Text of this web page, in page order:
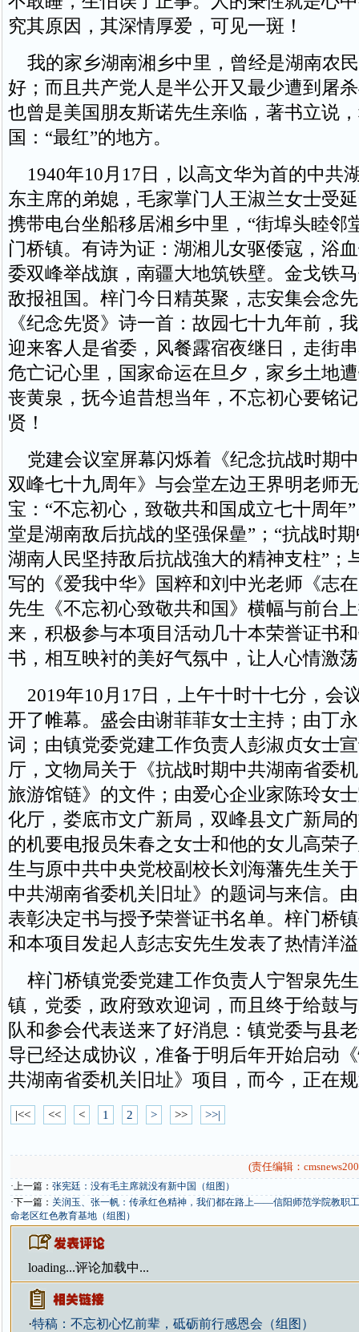
究其原因，其深情厚爱，可见一斑！
我的家乡湖南湘乡中里，曾经是湖南农
好；而且共产党人是半公开又最少遭到屠
也曾是美国朋友斯诺先生亲临，著书立说
国：“最红”的地方。
1940年10月17日，以高文华为首的中共
东主席的弟媳，毛家掌门人王淑兰女士受
携带电台坐船移居湘乡中里，“街埠头睦邻
门桥镇。有诗为证：湖湘儿女驱倭寇，浴
委双峰举战旗，南疆大地筑铁壁。金戈铁
敌报祖国。梓门今日精英聚，志安集会念
《纪念先贤》诗一首：故园七十九年前，
迎来客人是省委，风餐露宿夜继日，走街
危亡记心里，国家命运在旦夕，家乡土地
丧黄泉，抚今追昔想当年，不忘初心要铭
贤！
党建会议室屏幕闪烁着《纪念抗战时期
双峰七十九周年》与会堂左边王界明老师
宝：“不忘初心，致敬共和国成立七十周年
堂是湖南敌后抗战的坚强保曐”；“抗战时
湖南人民坚持敌后抗战強大的精神支柱”；
写的《爱我中华》国粹和刘中光老师《志
先生《不忘初心致敬共和国》横幅与前台
来，积极参与本项目活动几十本荣誉证书
书，相互映衬的美好气氛中，让人心情激
2019年10月17日，上午十时十七分，会
开了帷幕。盛会由谢菲菲女士主持；由丁
词；由镇党委党建工作负责人彭淑贞女士
厅，文物局关于《抗战时期中共湖南省委
旅游馆链》的文件；由爱心企业家陈玲女
化厅，娄底市文广新局，双峰县文广新局
的机要电报员朱春之女士和他的女儿高荣
生与原中共中央党校副校长刘海藩先生关
中共湖南省委机关旧址》的题词与来信。
表彰决定书与授予荣誉证书名单。梓门桥
和本项目发起人彭志安先生发表了热情洋
梓门桥镇党委党建工作负责人宁智泉先
镇，党委，政府致欢迎词，而且终于给鼓
队和参会代表送来了好消息：镇党委与县
导已经达成协议，准备于明后年开始启动
共湖南省委机关旧址》项目，而今，正在
|<< << < 1 2 > >> >>|
(责任编辑：
·上一篇： 张宪廷：没有毛主席就没有新中国（组图）
·下一篇： 关润玉、张一帆：传承红色精神，我们都在路上——信阳师范学院教职
命老区红色教育基地（组图）
loading...评论加载中...
·特稿：不忘初心忆前辈，砥砺前行感恩会（组图）